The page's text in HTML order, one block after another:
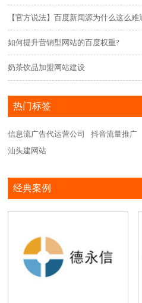
【官方说法】百度新闻源为什么这么难
如何提升营销型网站的百度权重?
奶茶饮品加盟网站建设
热门标签
信息流广告代运营公司 抖音流量推广
汕头建网站
经典案例